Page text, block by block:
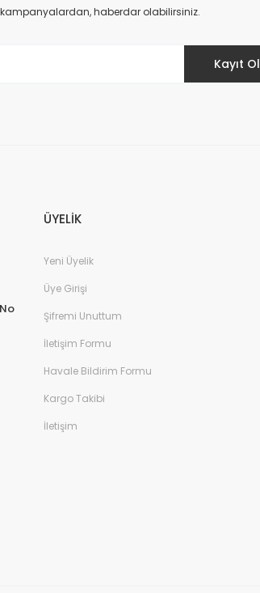
kampanyalardan, haberdar olabilirsiniz.
Kayıt Ol
ÜYELİK
Yeni Üyelik
Üye Girişi
Şifremi Unuttum
İletişim Formu
Havale Bildirim Formu
Kargo Takibi
İletişim